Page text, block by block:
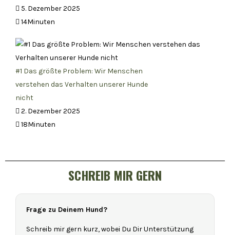
5. Dezember 2025
14Minuten
#1 Das größte Problem: Wir Menschen
verstehen das Verhalten unserer Hunde
nicht
2. Dezember 2025
18Minuten
SCHREIB MIR GERN
Frage zu Deinem Hund?
Schreib mir gern kurz, wobei Du Dir Unterstützung